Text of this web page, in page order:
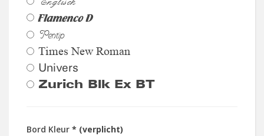
Flamenco D
Pentip
Times New Roman
Univers
Zurich Blk Ex BT
Bord Kleur * (verplicht)